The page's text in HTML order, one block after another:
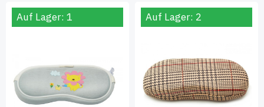
Auf Lager: 1 Auf Lager: 2